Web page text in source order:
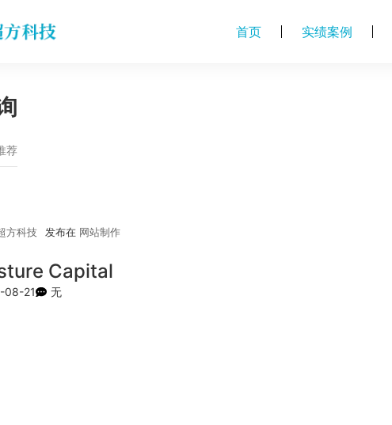
首页 实绩案例
荐
方科技 发布在 网站制作
Capital
08-21 无